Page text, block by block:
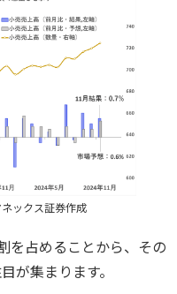
ックス証券作成
を占めることから、その
が集まります。